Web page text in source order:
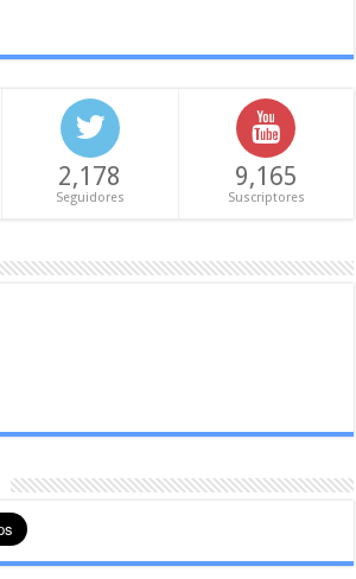
2,178
Seguidores
9,165
Suscriptores